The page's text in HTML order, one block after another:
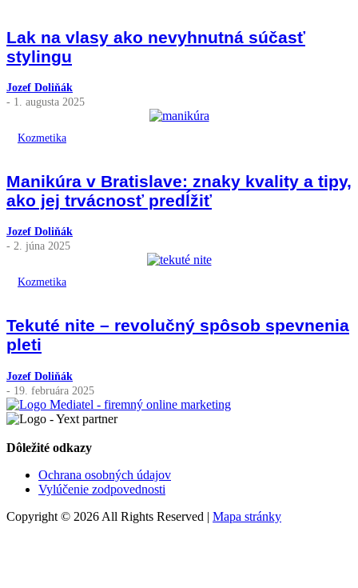
Lak na vlasy ako nevyhnutná súčasť
stylingu
Jozef Doliňák
- 1. augusta 2025
Kozmetika
Manikúra v Bratislave: znaky kvality a tipy,
ako jej trvácnosť predĺžiť
Jozef Doliňák
- 2. júna 2025
Kozmetika
Tekuté nite – revolučný spôsob spevnenia
pleti
Jozef Doliňák
- 19. februára 2025
Dôležité odkazy
Ochrana osobných údajov
Vylúčenie zodpovednosti
Copyright © 2026 All Rights Reserved | Mapa stránky